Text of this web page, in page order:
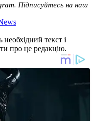
Підписуйтесь на наш
текст і
про це редакцію.